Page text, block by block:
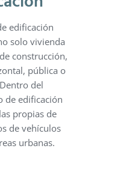
edificación
solo vivienda
construcción,
pública o
del
de edificación
propias de
de vehículos
urbanas.